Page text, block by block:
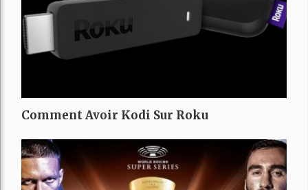
Comment Avoir Kodi Sur Roku